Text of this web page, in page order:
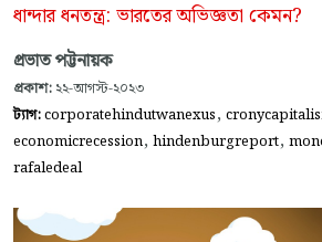
ধান্দার ধনতন্ত্র: ভারতের অভিজ্ঞতা কেমন?
প্রভাত পট্টনায়ক
প্রকাশ: ২২-আগস্ট-২০২৩
ট্যাগ:corporatehindutwanexus,
economicrecession, hindenburgreport,
rafaledeal